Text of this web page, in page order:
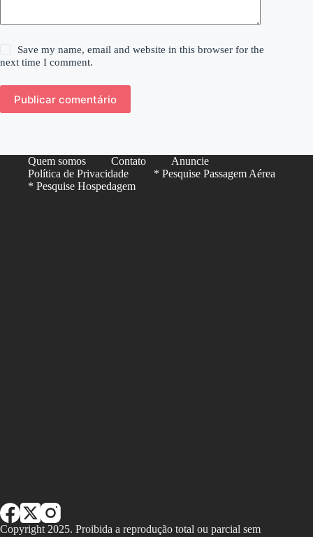
Save my name, email and website in this browser for the
next time I comment.
Publicar comentário
Quem somos Contato
Anuncie
Política de Privacidade
* Pesquise Passagem Aérea
* Pesquise Hospedagem
Copyright 2025. Proibida a reprodução total ou parcial sem